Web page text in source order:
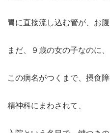
胃に直接流し込む管が、お腹
まだ、９歳の女の子なのに、
この病名がつくまで、摂食障
精神科にまわされて、